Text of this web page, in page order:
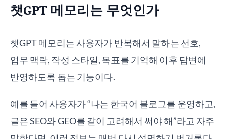
챗GPT 메모리는 무엇인가
챗GPT 메모리는 사용자가 반복해서 말하는 선호,
업무 맥락, 작성 스타일, 목표를 기억해 이후 답변에
반영하도록 돕는 기능이다.
예를 들어 사용자가 “나는 한국어 블로그를 운영하고,
글은 SEO와 GEO를 같이 고려해서 써야 해”라고 자주